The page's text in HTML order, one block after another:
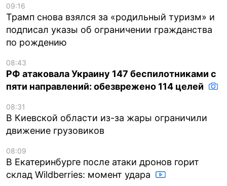
09:16
Трамп снова взялся за «родильный туризм» и
подписал указы об ограничении гражданства
по рождению
08:43
РФ атаковала Украину 147 беспилотниками с
пяти направлений: обезврежено 114 целей
08:31
В Киевской области из-за жары ограничили
движение грузовиков
08:09
В Екатеринбурге после атаки дронов горит
склад Wildberries: момент удара